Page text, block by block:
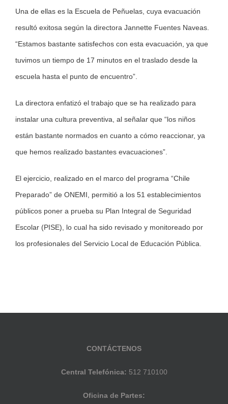
Una de ellas es la Escuela de Peñuelas, cuya evacuación
resultó exitosa según la directora Jannette Fuentes Naveas.
“Estamos bastante satisfechos con esta evacuación, ya que
tuvimos un tiempo de 17 minutos en el traslado desde la
escuela hasta el punto de encuentro”.
La directora enfatizó el trabajo que se ha realizado para
instalar una cultura preventiva, al señalar que “los niños
están bastante normados en cuanto a cómo reaccionar, ya
que hemos realizado bastantes evacuaciones”.
El ejercicio, realizado en el marco del programa “Chile
Preparado” de ONEMI, permitió a los 51 establecimientos
públicos poner a prueba su Plan Integral de Seguridad
Escolar (PISE), lo cual ha sido revisado y monitoreado por
los profesionales del Servicio Local de Educación Pública.
CONTÁCTENOS
Central Telefónica: 512 710100
Oficina de Partes: